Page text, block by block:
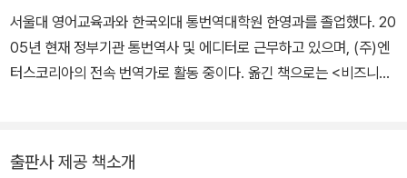
평론가로서의 엄격한 시각에 예술적인 감성을 결합해 새로운 탐정 <
파일로 밴스>를 탄생시킨 밴 다인은 1939년 51세에 관상동맥혈전
으로 세상을 떠났다. 『비숍 살인 사건』은 밴 다인이 앞서 발표한 세 편
로, 사실상 파일로 밴스를 주인공으로 하는 시리즈 중에서 가장 완성
서울대 영어교육과와 한국외대 통번역대학원 한영과를 졸업했다. 20
05년 현재 정부기관 통번역사 및 에디터로 근무하고 있으며, (주)엔
터스코리아의 전속 번역가로 활동 중이다. 옮긴 책으로는 <비즈니스
출판사 제공 책소개